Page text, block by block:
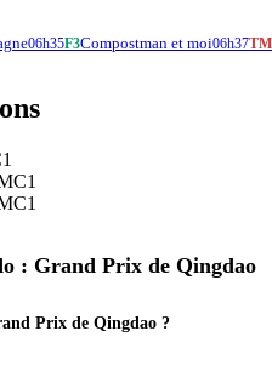
06h35F3Compostman et moi06h37
: Grand Prix de Qingdao
Prix de Qingdao ?